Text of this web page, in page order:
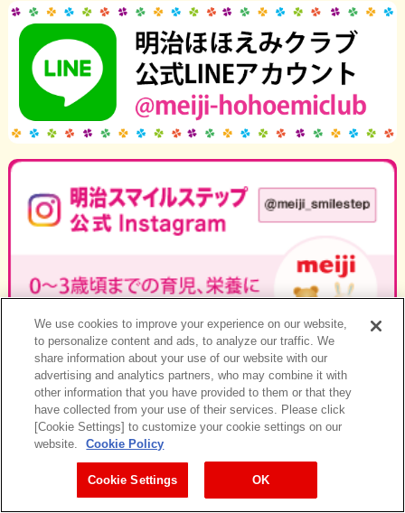
We use cookies to improve your experience on our website,
to personalize content and ads, to analyze our traffic. We
share information about your use of our website with our
advertising and analytics partners, who may combine it with
other information that you have provided to them or that they
have collected from your use of their services. Please click
[Cookie Settings] to customize your cookie settings on our
website.
Cookie Policy
Cookie Settings OK